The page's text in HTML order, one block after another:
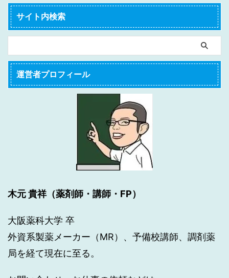
サイト内検索
運営者プロフィール
木元 貴祥（薬剤師・講師・FP）
大阪薬科大学 卒
外資系製薬メーカー（MR）、予備校講師、調剤薬
局を経て現在に至る。